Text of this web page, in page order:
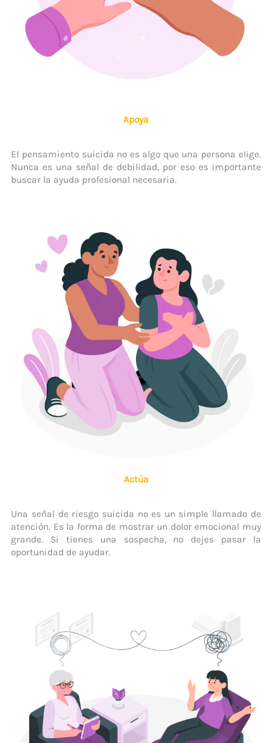
Apoya
El pensamiento suicida no es algo que una persona elige.
Nunca es una señal de debilidad, por eso es importante
buscar la ayuda profesional necesaria.
Actúa
Una señal de riesgo suicida no es un simple llamado de
atención. Es la forma de mostrar un dolor emocional muy
grande. Si tienes una sospecha, no dejes pasar la
oportunidad de ayudar.